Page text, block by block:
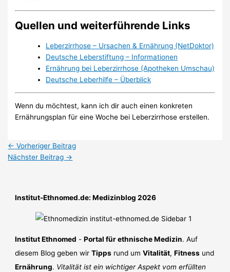
Quellen und weiterführende Links
Leberzirrhose – Ursachen & Ernährung (NetDoktor)
Deutsche Leberstiftung – Informationen
Ernährung bei Leberzirrhose (Apotheken Umschau)
Deutsche Leberhilfe – Überblick
Wenn du möchtest, kann ich dir auch einen konkreten
Ernährungsplan für eine Woche bei Leberzirrhose erstellen.
← Vorheriger Beitrag
Nächster Beitrag →
Institut-Ethnomed.de: Medizinblog 2026
Institut Ethnomed -Portal für ethnische Medizin. Auf
diesem Blog geben wirTipps rund umVitalität,Fitness und
Ernährung. Vitalität ist ein wichtiger Aspekt vom erfüllten